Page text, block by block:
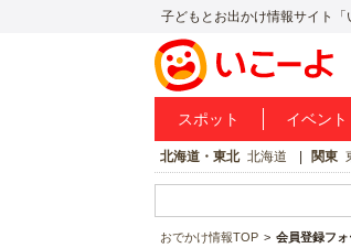
子どもとお出かけ情報サイト
スポット イベント
北海道・東北 北海道 関東
おでかけ情報TOP 会員登録フォ